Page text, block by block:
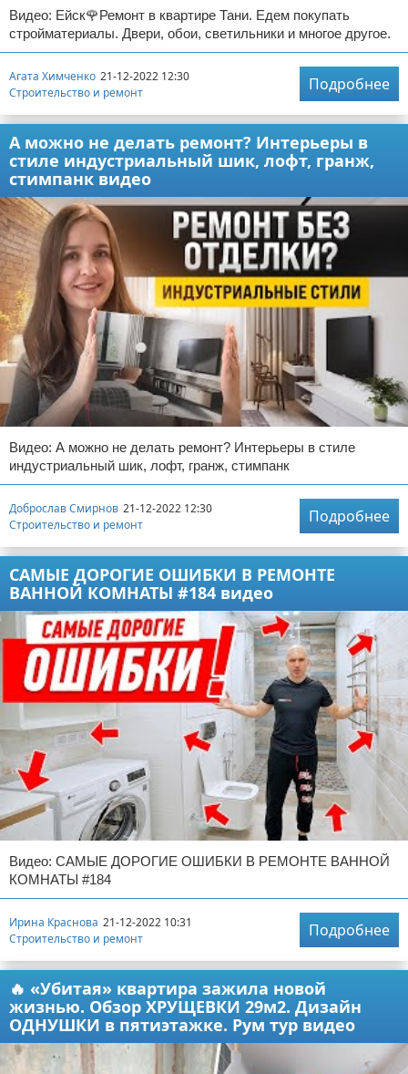
Видео: Ейск🌹Ремонт в квартире Тани. Едем покупать
стройматериалы. Двери, обои, светильники и многое другое.
Агата Химченко 21-12-2022 12:30
Строительство и ремонт
Подробнее
А можно не делать ремонт? Интерьеры в
стиле индустриальный шик, лофт, гранж,
стимпанк видео
Видео: А можно не делать ремонт? Интерьеры в стиле
индустриальный шик, лофт, гранж, стимпанк
Доброслав Смирнов 21-12-2022 12:30
Строительство и ремонт
Подробнее
САМЫЕ ДОРОГИЕ ОШИБКИ В РЕМОНТЕ
ВАННОЙ КОМНАТЫ #184 видео
Видео: САМЫЕ ДОРОГИЕ ОШИБКИ В РЕМОНТЕ ВАННОЙ
КОМНАТЫ #184
Ирина Краснова 21-12-2022 10:31
Строительство и ремонт
Подробнее
🔥 «Убитая» квартира зажила новой
жизнью. Обзор ХРУЩЕВКИ 29м2. Дизайн
ОДНУШКИ в пятиэтажке. Рум тур видео